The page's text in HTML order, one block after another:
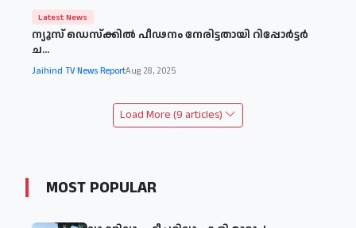
Latest News
ന്യൂസ് ഡെസ്‌ക്കില്‍ പീഢനം നേരിട്ടതായി റിപ്പോര്‍ട്ടര്‍
ച...
Jaihind TV News ReportAug 28, 2025
Load More (9 articles)
MOST POPULAR